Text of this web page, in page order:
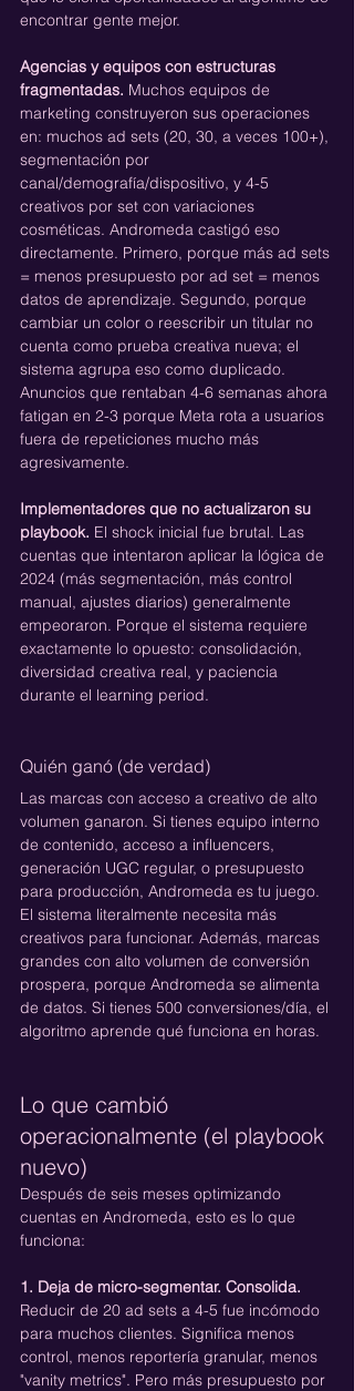
encontrar gente mejor.
Agencias y equipos con estructuras
fragmentadas. Muchos equipos de
marketing construyeron sus operaciones
en: muchos ad sets (20, 30, a veces 100+),
segmentación por
canal/demografía/dispositivo, y 4-5
creativos por set con variaciones
cosméticas. Andromeda castigó eso
directamente. Primero, porque más ad sets
= menos presupuesto por ad set = menos
datos de aprendizaje. Segundo, porque
cambiar un color o reescribir un titular no
cuenta como prueba creativa nueva; el
sistema agrupa eso como duplicado.
Anuncios que rentaban 4-6 semanas ahora
fatigan en 2-3 porque Meta rota a usuarios
fuera de repeticiones mucho más
agresivamente.
Implementadores que no actualizaron su
playbook. El shock inicial fue brutal. Las
cuentas que intentaron aplicar la lógica de
2024 (más segmentación, más control
manual, ajustes diarios) generalmente
empeoraron. Porque el sistema requiere
exactamente lo opuesto: consolidación,
diversidad creativa real, y paciencia
durante el learning period.
Quién ganó (de verdad)
Las marcas con acceso a creativo de alto
volumen ganaron. Si tienes equipo interno
de contenido, acceso a influencers,
generación UGC regular, o presupuesto
para producción, Andromeda es tu juego.
El sistema literalmente necesita más
creativos para funcionar. Además, marcas
grandes con alto volumen de conversión
prospera, porque Andromeda se alimenta
de datos. Si tienes 500 conversiones/día, el
algoritmo aprende qué funciona en horas.
Lo que cambió
operacionalmente (el playbook
nuevo)
Después de seis meses optimizando
cuentas en Andromeda, esto es lo que
funciona:
1. Deja de micro-segmentar. Consolida.
Reducir de 20 ad sets a 4-5 fue incómodo
para muchos clientes. Significa menos
control, menos reportería granular, menos
"vanity metrics". Pero más presupuesto por